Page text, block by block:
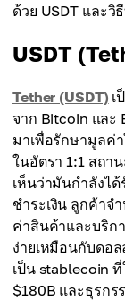
ด้วย USDT และวิ
USDT
Tether (USDT) เ
จาก Bitcoin และ
มาเพื่อรักษามูลค่
ในอัตรา 1:1 สถา
เห็นว่ามันกำลังไ
ชำระเงิน ลูกค้าจ
ค่าสินค้าและบริก
ง่ายเหมือนกับดอ
เป็น stablecoin
$180B และธุรกร